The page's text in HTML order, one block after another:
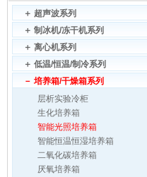
＋ 超声波系列
＋ 制冰机/冻干机系列
＋ 离心机系列
＋ 低温/恒温/制冷系列
－ 培养箱/干燥箱系列
层析实验冷柜
生化培养箱
智能光照培养箱
智能恒温恒湿培养箱
二氧化碳培养箱
厌氧培养箱